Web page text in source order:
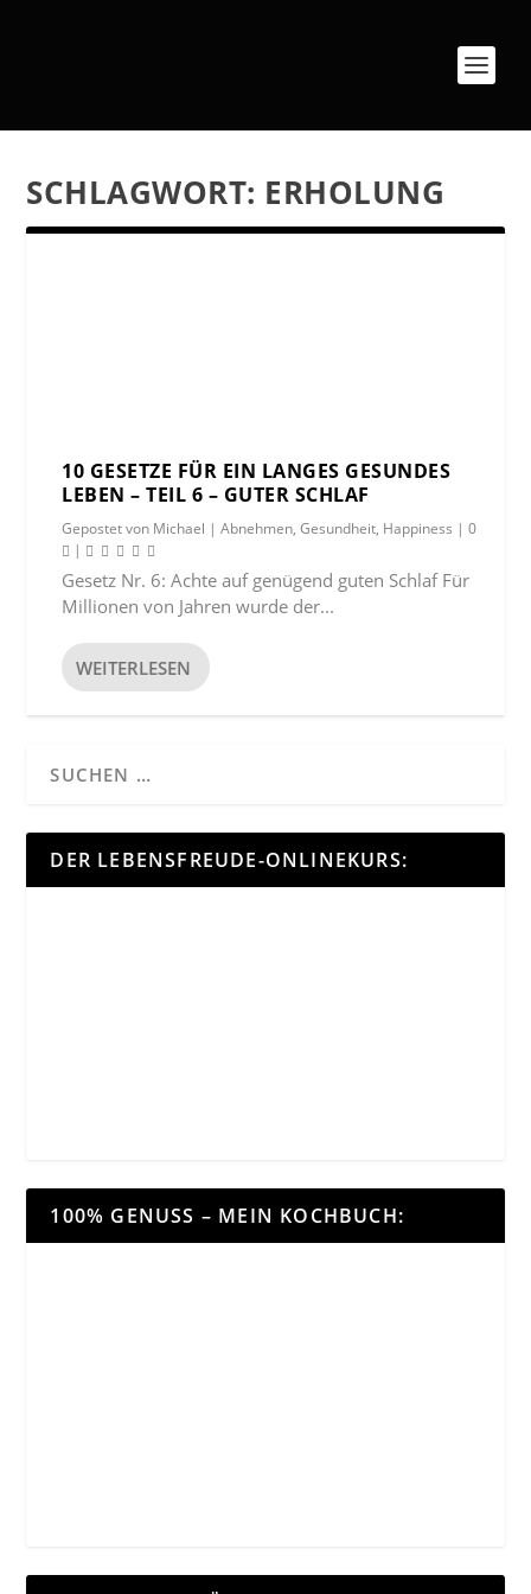
SCHLAGWORT: ERHOLUNG
10 GESETZE FÜR EIN LANGES GESUNDES
LEBEN – TEIL 6 – GUTER SCHLAF
Gepostet von Michael |Abnehmen,Gesundheit, Happiness |0
|
Gesetz Nr. 6: Achte auf genügend guten Schlaf Für
Millionen von Jahren wurde der...
WEITERLESEN
DER LEBENSFREUDE-ONLINEKURS:
100% GENUSS – MEIN KOCHBUCH: